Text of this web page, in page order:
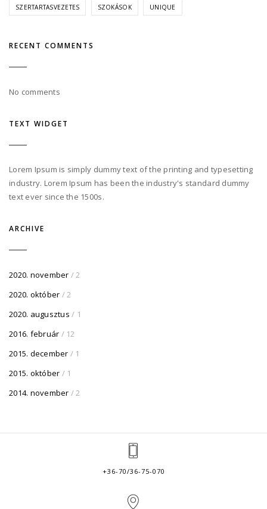
SZERTARTASVEZETES SZOKÁSOK UNIQUE
RECENT COMMENTS
No comments
TEXT WIDGET
Lorem Ipsum is simply dummy text of the printing and typesetting
industry. Lorem Ipsum has been the industry's standard dummy
text ever since the 1500s.
ARCHIVE
2020. november / 2
2020. október / 2
2020. augusztus / 1
2016. február / 12
2015. december / 1
2015. október / 1
2014. november / 2
+36-70/36-75-070